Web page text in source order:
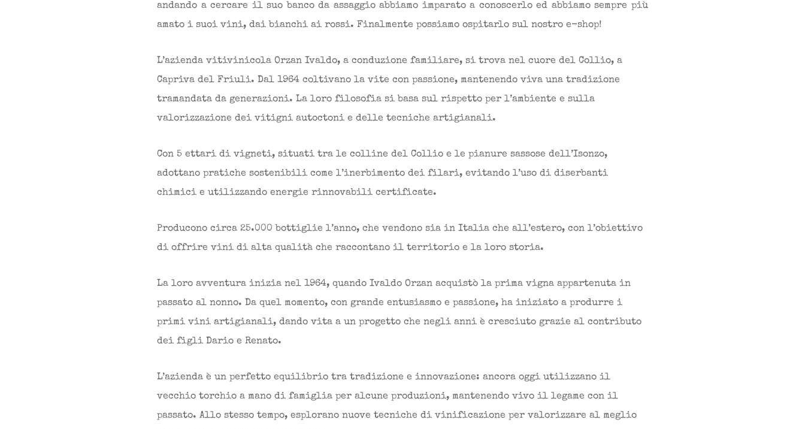
andando a cercare il suo banco da assaggio abbiamo imparato a conoscerlo ed abbiamo sempre più
amato i suoi vini, dai bianchi ai rossi. Finalmente possiamo ospitarlo sul nostro e-shop!
L’azienda vitivinicola Orzan Ivaldo, a conduzione familiare, si trova nel cuore del Collio, a
Capriva del Friuli. Dal 1964 coltivano la vite con passione, mantenendo viva una tradizione
tramandata da generazioni. La loro filosofia si basa sul rispetto per l’ambiente e sulla
valorizzazione dei vitigni autoctoni e delle tecniche artigianali.
Con 5 ettari di vigneti, situati tra le colline del Collio e le pianure sassose dell’Isonzo,
adottano pratiche sostenibili come l’inerbimento dei filari, evitando l’uso di diserbanti
chimici e utilizzando energie rinnovabili certificate.
Producono circa 25.000 bottiglie l’anno, che vendono sia in Italia che all’estero, con l’obiettivo
di offrire vini di alta qualità che raccontano il territorio e la loro storia.
La loro avventura inizia nel 1964, quando Ivaldo Orzan acquistò la prima vigna appartenuta in
passato al nonno. Da quel momento, con grande entusiasmo e passione, ha iniziato a produrre i
primi vini artigianali, dando vita a un progetto che negli anni è cresciuto grazie al contributo
dei figli Dario e Renato.
L’azienda è un perfetto equilibrio tra tradizione e innovazione: ancora oggi utilizzano il
vecchio torchio a mano di famiglia per alcune produzioni, mantenendo vivo il legame con il
passato. Allo stesso tempo, esplorano nuove tecniche di vinificazione per valorizzare al meglio